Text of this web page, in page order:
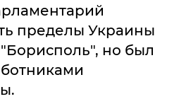
пределы Украины
но был